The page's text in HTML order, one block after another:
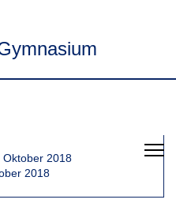
Oktober 2018
2018